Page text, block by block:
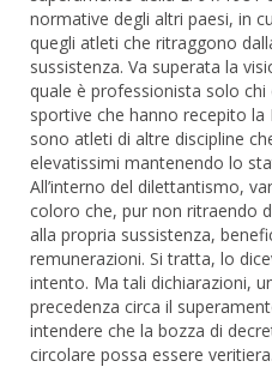
normative degli altri paesi, in
quegli atleti che ritraggono
sussistenza. Va superata la
quale è professionista solo
sportive che hanno recepito la
sono atleti di altre discipline
elevatissimi mantenendo lo
All’interno del dilettantismo,
coloro che, pur non ritraendo
alla propria sussistenza,
remunerazioni. Si tratta, lo
intento. Ma tali dichiarazioni,
precedenza circa il
intendere che la bozza di
circolare possa essere veritiera.